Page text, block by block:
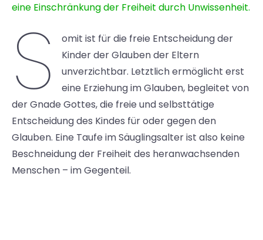
eine Einschränkung der Freiheit durch Unwissenheit.
S
omit ist für die freie Entscheidung der
Kinder der Glauben der Eltern
unverzichtbar. Letztlich ermöglicht erst
eine Erziehung im Glauben, begleitet von
der Gnade Gottes, die freie und selbsttätige
Entscheidung des Kindes für oder gegen den
Glauben. Eine Taufe im Säuglingsalter ist also keine
Beschneidung der Freiheit des heranwachsenden
Menschen – im Gegenteil.